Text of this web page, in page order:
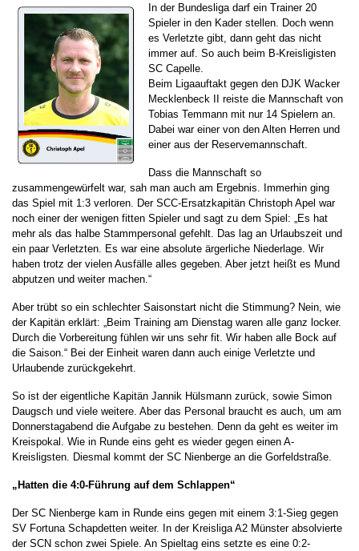
In der Bundesliga darf ein Trainer 20
Spieler in den Kader stellen. Doch wenn
es Verletzte gibt, dann geht das nicht
immer auf. So auch beim B-Kreisligisten
SC Capelle.
Beim Ligaauftakt gegen den DJK Wacker
Mecklenbeck II reiste die Mannschaft von
Tobias Temmann mit nur 14 Spielern an.
Dabei war einer von den Alten Herren und
einer aus der Reservemannschaft.
Dass die Mannschaft so
zusammengewürfelt war, sah man auch am Ergebnis. Immerhin ging
das Spiel mit 1:3 verloren. Der SCC-Ersatzkapitän Christoph Apel war
noch einer der wenigen fitten Spieler und sagt zu dem Spiel: „Es hat
mehr als das halbe Stammpersonal gefehlt. Das lag an Urlaubszeit und
ein paar Verletzten. Es war eine absolute ärgerliche Niederlage. Wir
haben trotz der vielen Ausfälle alles gegeben. Aber jetzt heißt es Mund
abputzen und weiter machen.“
Aber trübt so ein schlechter Saisonstart nicht die Stimmung? Nein, wie
der Kapitän erklärt: „Beim Training am Dienstag waren alle ganz locker.
Durch die Vorbereitung fühlen wir uns sehr fit. Wir haben alle Bock auf
die Saison.“ Bei der Einheit waren dann auch einige Verletzte und
Urlaubende zurückgekehrt.
So ist der eigentliche Kapitän Jannik Hülsmann zurück, sowie Simon
Daugsch und viele weitere. Aber das Personal braucht es auch, um am
Donnerstagabend die Aufgabe zu bestehen. Denn da geht es weiter im
Kreispokal. Wie in Runde eins geht es wieder gegen einen A-
Kreisligsten. Diesmal kommt der SC Nienberge an die Gorfeldstraße.
„Hatten die 4:0-Führung auf dem Schlappen“
Der SC Nienberge kam in Runde eins gegen mit einem 3:1-Sieg gegen
SV Fortuna Schapdetten weiter. In der Kreisliga A2 Münster absolvierte
der SCN schon zwei Spiele. An Spieltag eins setzte es eine 0:2-